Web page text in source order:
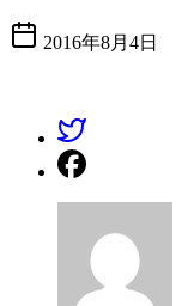
2016年8月4日